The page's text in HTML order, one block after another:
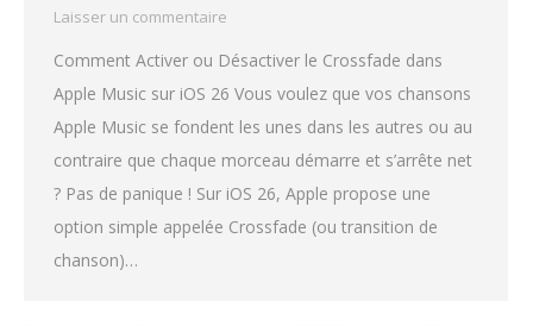
Laisser un commentaire
Comment Activer ou Désactiver le Crossfade dans
Apple Music sur iOS 26 Vous voulez que vos chansons
Apple Music se fondent les unes dans les autres ou au
contraire que chaque morceau démarre et s’arrête net
? Pas de panique ! Sur iOS 26, Apple propose une
option simple appelée Crossfade (ou transition de
chanson)…